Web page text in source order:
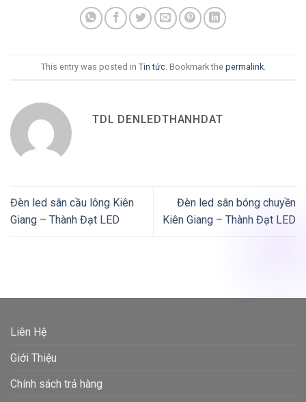
This entry was posted in Tin tức. Bookmark the permalink.
TDL DENLEDTHANHDAT
Đèn led sân cầu lông Kiên
Giang – Thành Đạt LED
Đèn led sân bóng chuyền
Kiên Giang – Thành Đạt LED
Liên Hệ
Giới Thiệu
Chính sách trả hàng